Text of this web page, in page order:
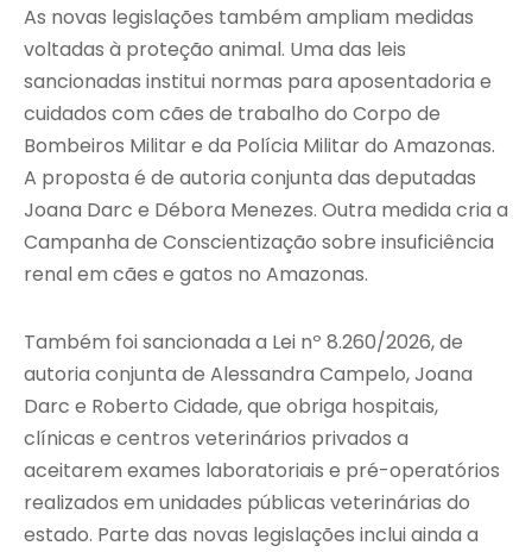
As novas legislações também ampliam medidas
voltadas à proteção animal. Uma das leis
sancionadas institui normas para aposentadoria e
cuidados com cães de trabalho do Corpo de
Bombeiros Militar e da Polícia Militar do Amazonas.
A proposta é de autoria conjunta das deputadas
Joana Darc e Débora Menezes. Outra medida cria a
Campanha de Conscientização sobre insuficiência
renal em cães e gatos no Amazonas.
Também foi sancionada a Lei nº 8.260/2026, de
autoria conjunta de Alessandra Campelo, Joana
Darc e Roberto Cidade, que obriga hospitais,
clínicas e centros veterinários privados a
aceitarem exames laboratoriais e pré-operatórios
realizados em unidades públicas veterinárias do
estado. Parte das novas legislações inclui ainda a